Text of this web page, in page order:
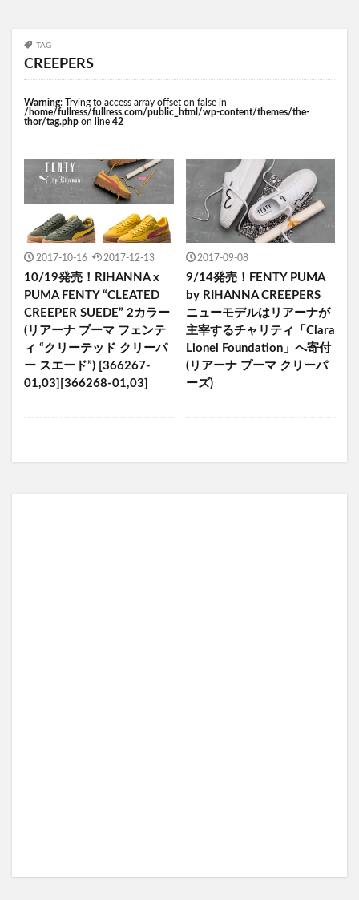
TAG
CREEPERS
Warning: Trying to access array offset on false in
/home/fullress/fullress.com/public_html/wp-content/themes/the-
thor/tag.php on line 42
2017-10-16 2017-12-13
10/19発売！RIHANNA x
PUMA FENTY “CLEATED
CREEPER SUEDE” 2カラー
(リアーナ プーマ フェンテ
ィ “クリーテッド クリーパ
ー スエード”) [366267-
01,03][366268-01,03]
2017-09-08
9/14発売！FENTY PUMA
by RIHANNA CREEPERS
ニューモデルはリアーナが
主宰するチャリティ「Clara
Lionel Foundation」へ寄付
(リアーナ プーマ クリーパ
ーズ)